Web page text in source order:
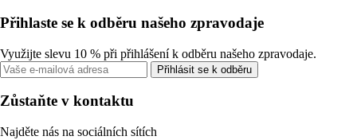
Přihlaste se k odběru našeho zpravodaje
Využijte slevu 10 % při přihlášení k odběru našeho zpravodaje.
Přihlásit se k odběru
Zůstaňte v kontaktu
Najděte nás na sociálních sítích